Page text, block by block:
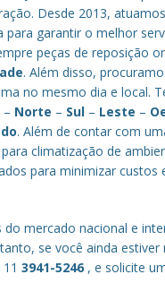
Desde 2013,
garantir o melhor
peças de reposição
. Além disso,
no mesmo dia e local.
– Norte – Sul – Leste –
. Além de contar com
climatização de
para minimizar
mercado nacional e
se você ainda
113941-5246 , e solicite